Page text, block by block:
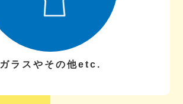
ガラスやその他etc.